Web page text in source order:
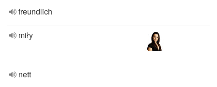
freundlich
miły
nett